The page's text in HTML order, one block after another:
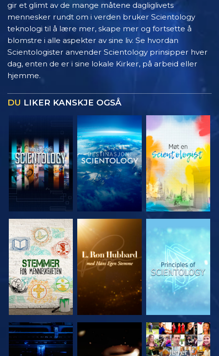
gir et glimt av de mange måtene dagliglivets
mennesker rundt om i verden bruker Scientology
teknologi til å lære mer, skape mer og fortsette å
blomstre i alle aspekter av sine liv. Se hvordan
Scientologister anvender Scientology prinsipper hver
dag, enten de er i sine lokale Kirker, på arbeid eller
hjemme.
DU LIKER KANSKJE OGSÅ
UTFORSK
SERIEN
UTFORSK
SERIEN
UTFORSK
SERIEN
UTFORSK
UTFORSK
SE